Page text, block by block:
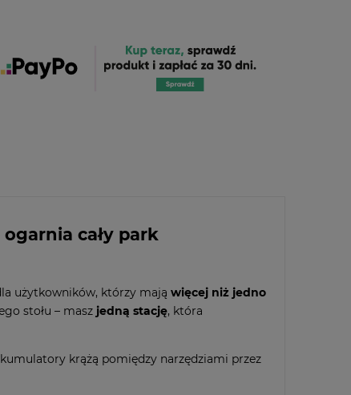
ogarnia cały park
użytkowników, którzy mają więcej niż jedno
stołu – masz jedną stację, która
krążą pomiędzy narzędziami przez